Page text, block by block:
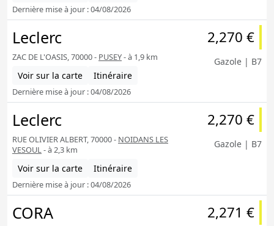
Dernière mise à jour : 04/08/2026
Leclerc
ZAC DE L'OASIS, 70000 - PUSEY- à 1,9 km
Voir sur la carte Itinéraire
Dernière mise à jour : 04/08/2026
2,270 €
Gazole | B7
Leclerc
RUE OLIVIER ALBERT, 70000 - NOIDANS LES
VESOUL- à 2,3 km
Voir sur la carte Itinéraire
Dernière mise à jour : 04/08/2026
2,270 €
Gazole | B7
CORA 2,271 €